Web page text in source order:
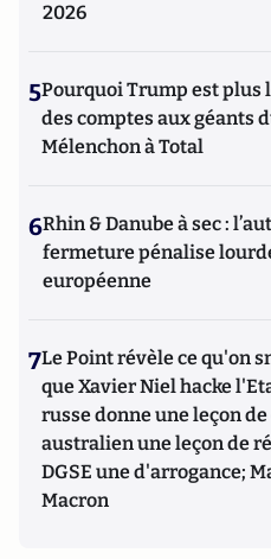
2026
5Pourquoi Trump est
des comptes aux géants
Mélenchon à Total
6Rhin & Danube à sec :
fermeture pénalise
européenne
7Le Point révèle ce qu'on
que Xavier Niel hacke
russe donne une leçon
australien une leçon de
DGSE une d'arrogance;
Macron